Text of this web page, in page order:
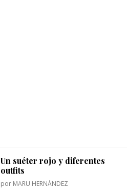
Un suéter rojo y diferentes
outfits
por MARU HERNÁNDEZ